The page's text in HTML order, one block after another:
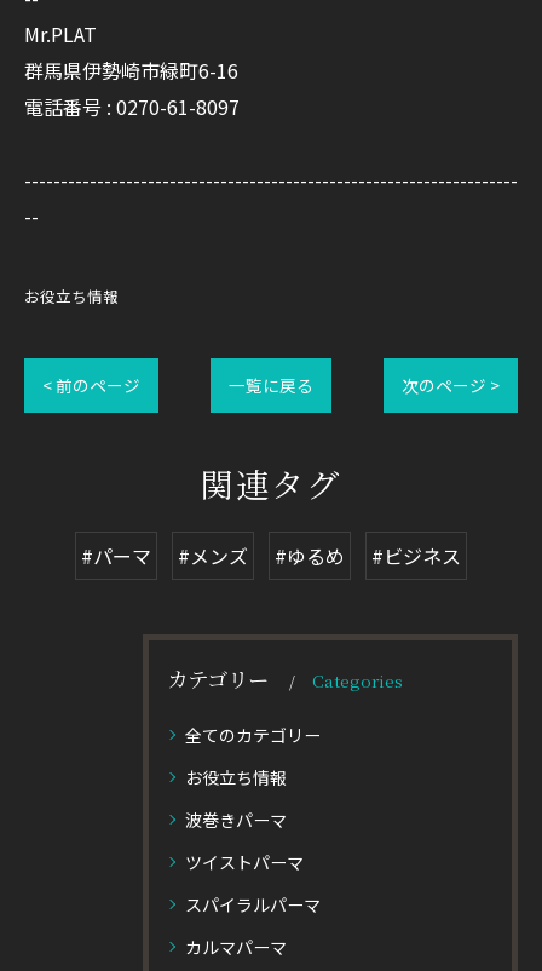
Mr.PLAT
群馬県伊勢崎市緑町6-16
電話番号 : 0270-61-8097
--------------------------------------------------------------------
--
お役立ち情報
< 前のページ 一覧に戻る 次のページ >
関連タグ
#パーマ #メンズ #ゆるめ #ビジネス
カテゴリー Categories
全てのカテゴリー
お役立ち情報
波巻きパーマ
ツイストパーマ
スパイラルパーマ
カルマパーマ